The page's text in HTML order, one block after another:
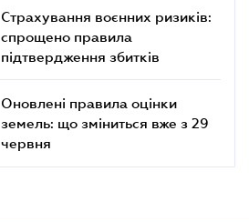
Страхування воєнних ризиків:
спрощено правила
підтвердження збитків
Оновлені правила оцінки
земель: що зміниться вже з 29
червня